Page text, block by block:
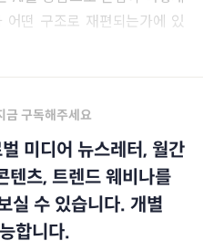
떤 구조로 재편되는가에 있
금 구독해주세요
미디어 뉴스레터, 월간
텐츠, 트렌드 웨비나를
실 수 있습니다. 개별
합니다.